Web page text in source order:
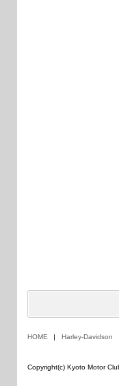
HOME Harley-Davidson
Copyright(c) Kyoto Motor